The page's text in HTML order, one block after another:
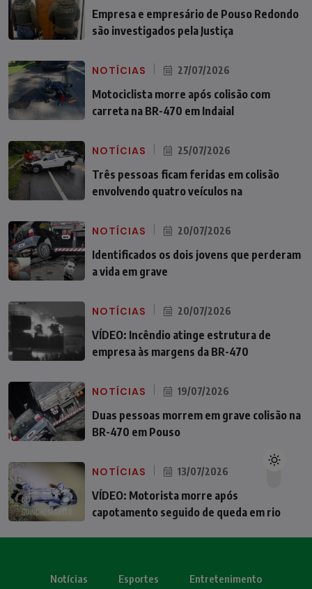
Empresa e empresário de Pouso Redondo
são investigados pela Justiça
NOTÍCIAS 27/07/2026
Motociclista morre após colisão com
carreta na BR-470 em Indaial
NOTÍCIAS 25/07/2026
Três pessoas ficam feridas em colisão
envolvendo quatro veículos na
NOTÍCIAS 20/07/2026
Identificados os dois jovens que perderam
a vida em grave
NOTÍCIAS 20/07/2026
VÍDEO: Incêndio atinge estrutura de
empresa às margens da BR-470
NOTÍCIAS 19/07/2026
Duas pessoas morrem em grave colisão na
BR-470 em Pouso
NOTÍCIAS 13/07/2026
VÍDEO: Motorista morre após
capotamento seguido de queda em rio
Notícias Esportes Entretenimento